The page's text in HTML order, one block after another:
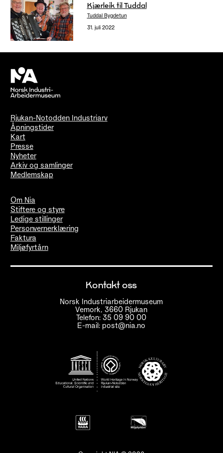
Kjærleik til Tuddal
Tuddal Bygdetun
31. juli 2022
Rjukan-Notodden Industriarv
Åpningstider
Kart
Presse
Nyheter
Arkiv og samlinger
Medlemskap
Om Nia
Stiftere og styre
Ledige stillinger
Personvernerklæring
Faktura
Miljøfyrtårn
Kontakt oss
Norsk Industriarbeidermuseum
Vemork, 3660 Rjukan
Telefon: 35 09 90 00
E-mail: post@nia.no